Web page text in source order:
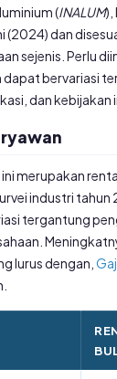
(INALUM),
(2024) dan
sejenis. Perlu
dapat bervariasi
dan kebijakan
merupakan
industri tahun
tergantung
lurus dengan,